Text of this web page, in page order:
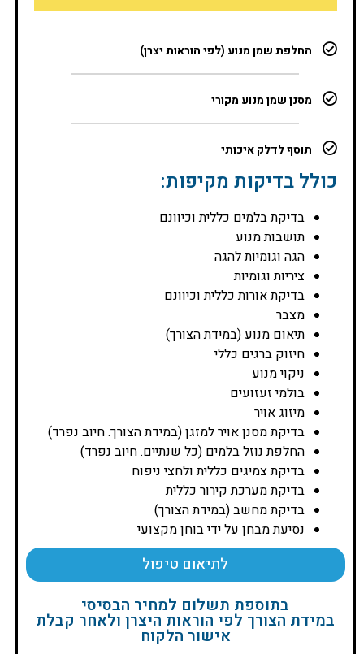
החלפת שמן מנוע (לפי הוראות יצרן)
מסנן שמן מנוע מקורי
תוסף לדלק איכותי
כולל בדיקות מקיפות:
בדיקת בלמים כללית וכיוונם
תושבות מנוע
הגה וגומיות להגה
ציריות וגומיות
בדיקת אורות כללית וכיוונם
מצבר
תיאום מנוע (במידת הצורך)
חיזוק ברגים כללי
ניקוי מנוע
בולמי זעזועים
מיזוג אויר
בדיקת מסנן אויר למזגן (במידת הצורך. חיוב נפרד)
החלפת נוזל בלמים (כל שנתיים. חיוב נפרד)
בדיקת צמיגים כללית ולחצי ניפוח
בדיקת מערכת קירור כללית
בדיקת מחשב (במידת הצורך)
נסיעת מבחן על ידי בוחן מקצועי
לתיאום טיפול
בתוספת תשלום למחיר הבסיסי
במידת הצורך לפי הוראות היצרן ולאחר קבלת
אישור הלקוח